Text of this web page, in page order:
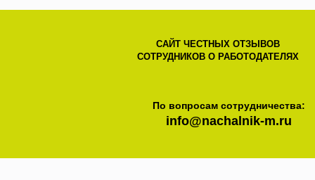
САЙТ ЧЕСТНЫХ ОТЗЫВОВ
СОТРУДНИКОВ О РАБОТОДАТЕЛЯХ
По вопросам сотрудничества:
info@nachalnik-m.ru